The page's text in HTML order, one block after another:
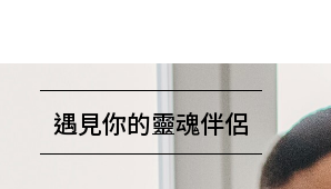
遇見你的靈魂伴侶